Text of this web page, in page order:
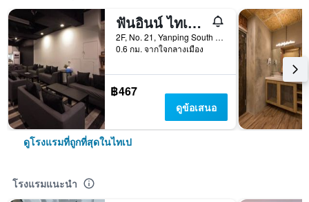
ฟันอินน์ ไทเปโฮสเทล
2F, No. 21, Yanping South Road, ไทเป, ไต้หวัน
0.6 กม. จากใจกลางเมือง
฿467
ดูข้อเสนอ
ดูโรงแรมที่ถูกที่สุดในไทเป
โรงแรมแนะนำ